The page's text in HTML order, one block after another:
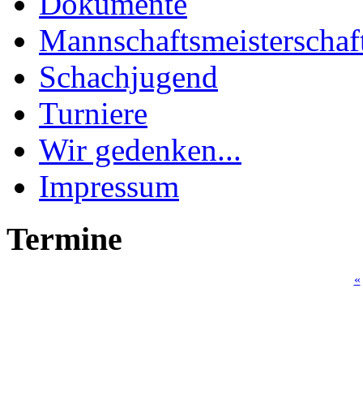
Schachjugend
Turniere
Wir gedenken...
Impressum
Termine
«